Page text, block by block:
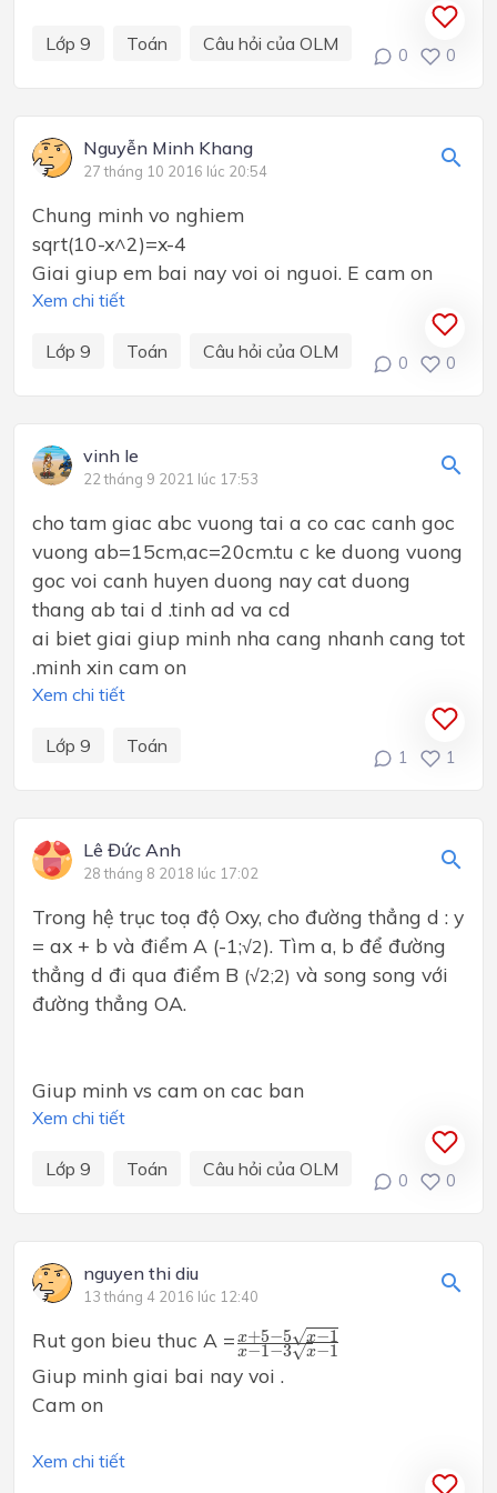
Lớp 9 Toán Câu hỏi của OLM
0 0
Nguyễn Minh Khang
27 tháng 10 2016 lúc 20:54
Chung minh vo nghiem
sqrt(10-x^2)=x-4
Giai giup em bai nay voi oi nguoi. E cam on
Xem chi tiết
Lớp 9 Toán Câu hỏi của OLM
0 0
vinh le
22 tháng 9 2021 lúc 17:53
cho tam giac abc vuong tai a co cac canh goc
vuong ab=15cm,ac=20cm.tu c ke duong vuong
goc voi canh huyen duong nay cat duong
thang ab tai d .tinh ad va cd
ai biet giai giup minh nha cang nhanh cang tot
.minh xin cam on
Xem chi tiết
Lớp 9 Toán
1 1
Lê Đức Anh
28 tháng 8 2018 lúc 17:02
Trong hệ trục toạ độ Oxy, cho đường thẳng d : y
= ax + b và điểm A (-1;√2). Tìm a, b để đường
thẳng d đi qua điểm B (√2;2) và song song với
đường thẳng OA.
Giup minh vs cam on cac ban
Xem chi tiết
Lớp 9 Toán Câu hỏi của OLM
0 0
nguyen thi diu
13 tháng 4 2016 lúc 12:40
Rut gon bieu thuc A = x+5−5√x−1
x−1−3√x−1
+ 5− 5x −1x−
Giup minh giai bai nay voi .
Cam on
Xem chi tiết